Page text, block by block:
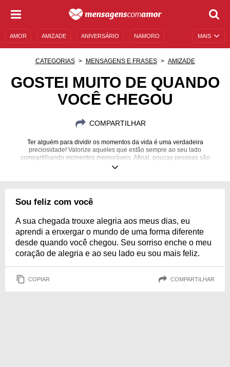
MAIS
AMOR AMIZADE ANIVERSÁRIO NAMORO
MENSAGENS E FRASES MENSAGENS DE ANIVERSÁRIO
CATEGORIAS MENSAGENS E FRASES AMIZADE
GOSTEI MUITO DE QUANDO
VOCÊ CHEGOU
COMPARTILHAR
Ter alguém para dividir os momentos da vida é uma verdadeira
preciosidade! Valorize aqueles que estão sempre ao seu lado
compartilhando momentos memoráveis. Afinal, poucas pessoas são
verdadeiramente sinceras. Por isso, dê valor a quem está com você!
Sou feliz com você
A sua chegada trouxe alegria aos meus dias, eu
aprendi a enxergar o mundo de uma forma diferente
desde quando você chegou. Seu sorriso enche o meu
coração de alegria e ao seu lado eu sou mais feliz.
COPIAR COMPARTILHAR